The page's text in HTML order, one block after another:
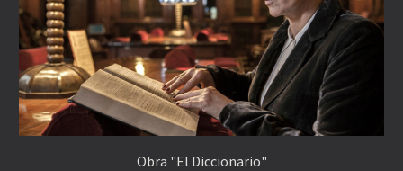
Obra "El Diccionario"